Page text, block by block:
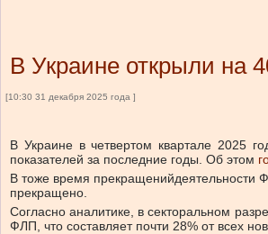
В Украине открыли на
[10:30 31 декабря 2025 года ]
В Украине в четвертом квартале 2025
показателей за последние годы. Об этом
В тоже время прекращенийдеятельности
прекращено.
Согласно аналитике, в секторальном
ФЛП, что составляет почти 28% от всех